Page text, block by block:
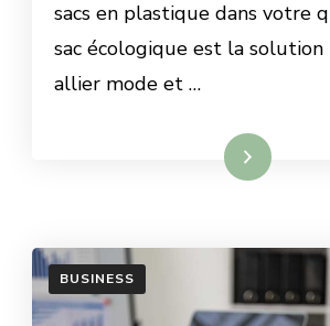
sacs en plastique dans votre
sac écologique est la
allier mode et …
Lire la suite
BUSINESS